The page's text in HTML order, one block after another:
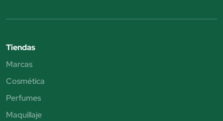
Tiendas
Marcas
Cosmética
Perfumes
Maquillaje